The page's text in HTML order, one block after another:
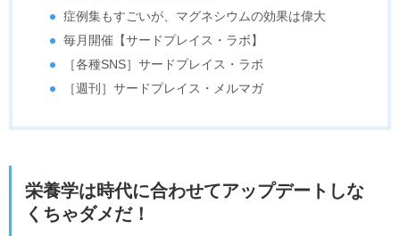
症例集もすごいが、マグネシウムの効果は偉大
毎月開催【サードプレイス・ラボ】
［各種SNS］サードプレイス・ラボ
［週刊］サードプレイス・メルマガ
栄養学は時代に合わせてアップデートしな
くちゃダメだ！